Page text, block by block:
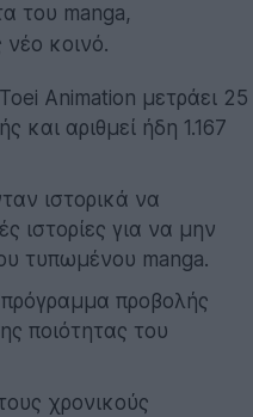
του manga,
κοινό.
Animation μετράει 25
και αριθμεί ήδη 1.167
ιστορικά να
ιστορίες για να μην
τυπωμένου manga.
προβολής
ποιότητας του
χρονικούς